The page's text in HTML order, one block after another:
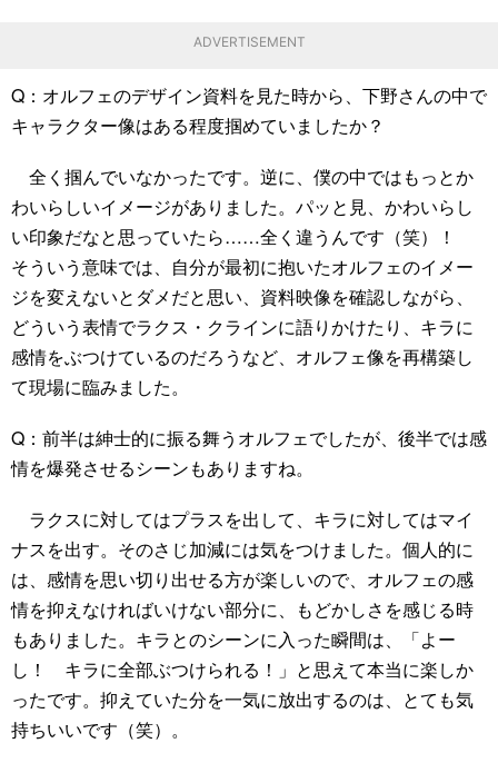
ADVERTISEMENT
Q：オルフェのデザイン資料を見た時から、下野さんの中で
キャラクター像はある程度掴めていましたか？
全く掴んでいなかったです。逆に、僕の中ではもっとか
わいらしいイメージがありました。パッと見、かわいらし
い印象だなと思っていたら……全く違うんです（笑）！
そういう意味では、自分が最初に抱いたオルフェのイメー
ジを変えないとダメだと思い、資料映像を確認しながら、
どういう表情でラクス・クラインに語りかけたり、キラに
感情をぶつけているのだろうなど、オルフェ像を再構築し
て現場に臨みました。
Q：前半は紳士的に振る舞うオルフェでしたが、後半では感
情を爆発させるシーンもありますね。
ラクスに対してはプラスを出して、キラに対してはマイ
ナスを出す。そのさじ加減には気をつけました。個人的に
は、感情を思い切り出せる方が楽しいので、オルフェの感
情を抑えなければいけない部分に、もどかしさを感じる時
もありました。キラとのシーンに入った瞬間は、「よー
し！ キラに全部ぶつけられる！」と思えて本当に楽しか
ったです。抑えていた分を一気に放出するのは、とても気
持ちいいです（笑）。